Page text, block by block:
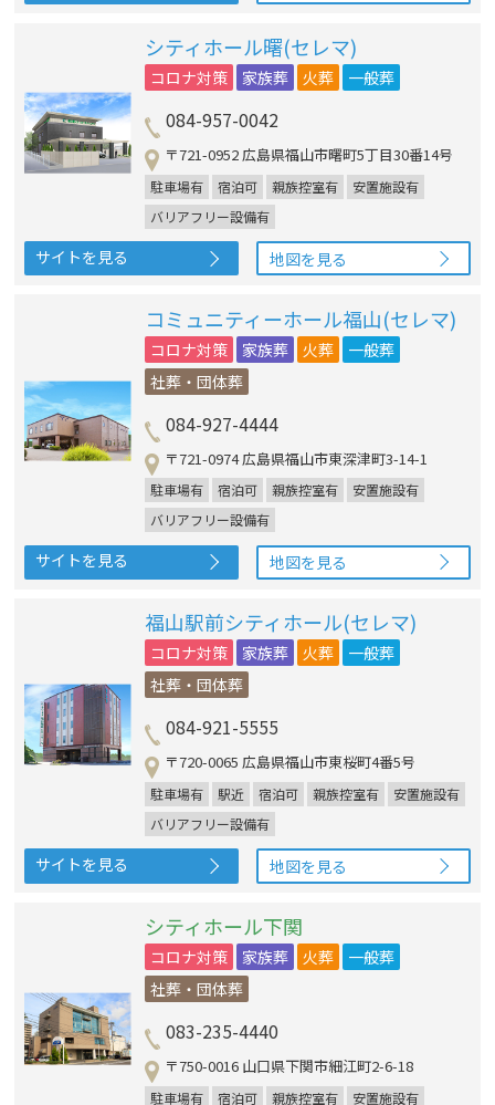
シティホール曙(セレマ)
コロナ対策 家族葬 火葬 一般葬
084-957-0042
〒721-0952 広島県福山市曙町5丁目30番14号
駐車場有 宿泊可 親族控室有
安置施設有
バリアフリー設備有
サイトを見る 地図を見る
コミュニティーホール福山(セレマ)
コロナ対策 家族葬 火葬
一般葬
社葬・団体葬
084-927-4444
〒721-0974 広島県福山市東深津町3-14-1
駐車場有 宿泊可 親族控室有
安置施設有
バリアフリー設備有
サイトを見る 地図を見る
福山駅前シティホール(セレマ)
コロナ対策 家族葬 火葬
一般葬
社葬・団体葬
084-921-5555
〒720-0065 広島県福山市東桜町4番5号
駐車場有 駅近 宿泊可 親族控室有
安置施設有
バリアフリー設備有
サイトを見る 地図を見る
シティホール下関
コロナ対策 家族葬 火葬
一般葬
社葬・団体葬
083-235-4440
〒750-0016 山口県下関市細江町2-6-18
駐車場有 宿泊可 親族控室有 安置施設有